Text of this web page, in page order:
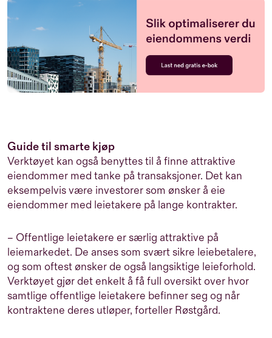
Guide til smarte kjøp
Verktøyet kan også benyttes til å finne attraktive
eiendommer med tanke på transaksjoner. Det kan
eksempelvis være investorer som ønsker å eie
eiendommer med leietakere på lange kontrakter.
– Offentlige leietakere er særlig attraktive på
leiemarkedet. De anses som svært sikre leiebetalere,
og som oftest ønsker de også langsiktige leieforhold.
Verktøyet gjør det enkelt å få full oversikt over hvor
samtlige offentlige leietakere befinner seg og når
kontraktene deres utløper, forteller Røstgård.